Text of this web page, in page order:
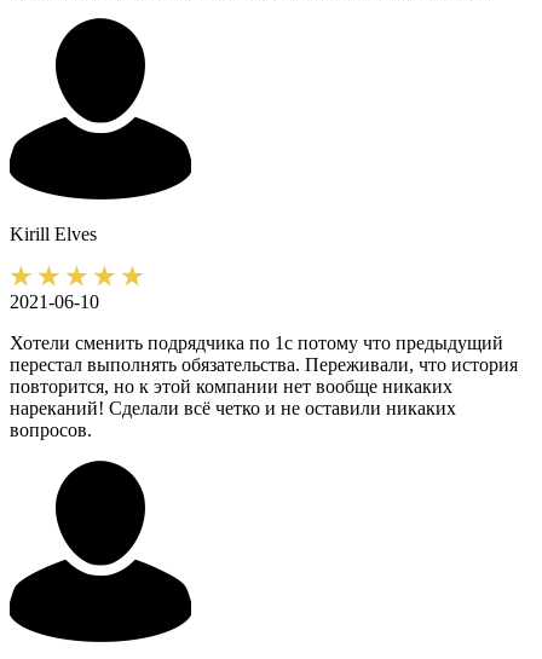
Kirill Elves
2021-06-10
Хотели сменить подрядчика по 1с потому что предыдущий
перестал выполнять обязательства. Переживали, что история
повторится, но к этой компании нет вообще никаких
нареканий! Сделали всё четко и не оставили никаких
вопросов.